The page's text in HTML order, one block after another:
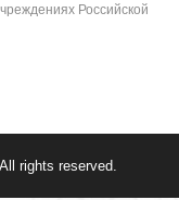
Российской
All rights reserved.